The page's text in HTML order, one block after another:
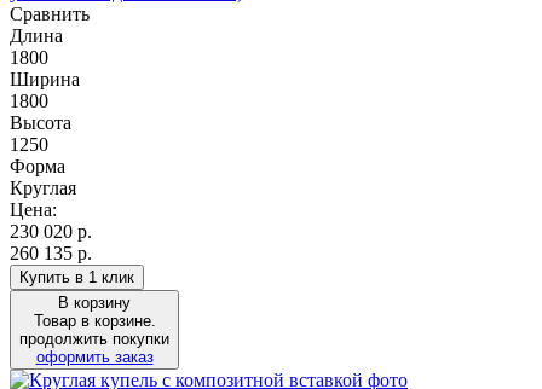
Сравнить
Длина
1800
Ширина
1800
Высота
1250
Форма
Круглая
Цена:
230 020 р.
260 135 р.
Купить в 1 клик
В корзину
Товар в корзине.
продолжить покупки
оформить заказ